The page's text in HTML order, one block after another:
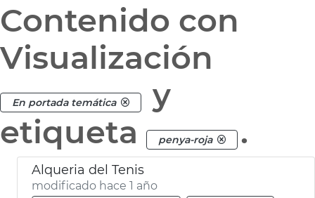
Contenido con
Visualización
En portada temática
y
etiqueta
penya-roja .
Alqueria del Tenis
modificado hace 1 año